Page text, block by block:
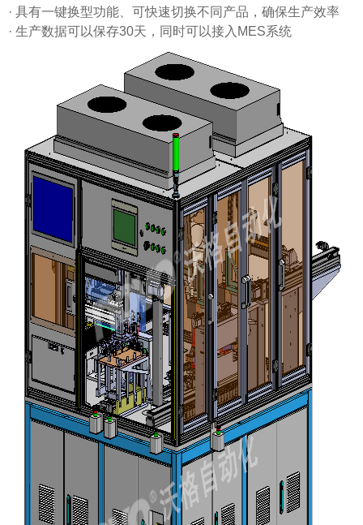
· 具有一键换型功能、可快速切换不同产品，确保生产效率
· 生产数据可以保存30天，同时可以接入 MES系统